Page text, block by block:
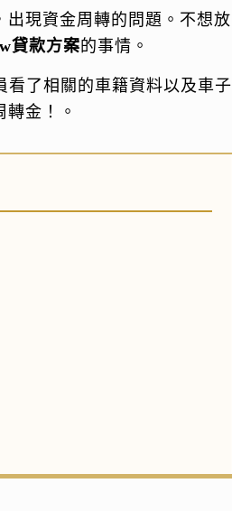
出現資金周轉的問題。不想放
貸款方案的事情。
看了相關的車籍資料以及車子
金！。